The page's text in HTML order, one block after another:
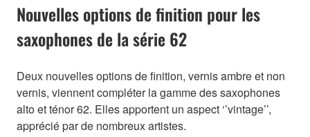
Nouvelles options de finition pour les
saxophones de la série 62
Deux nouvelles options de finition, vernis ambre et non
vernis, viennent compléter la gamme des saxophones
alto et ténor 62. Elles apportent un aspect ‘’vintage’’,
apprécié par de nombreux artistes.